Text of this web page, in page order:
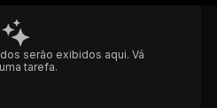
serão exibidos aqui. Vá
tarefa.